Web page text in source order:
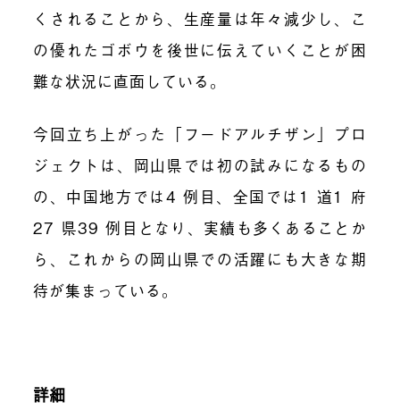
くされることから、生産量は年々減少し、こ
の優れたゴボウを後世に伝えていくことが困
難な状況に直面している。
今回立ち上がった「フードアルチザン」プロ
ジェクトは、岡山県では初の試みになるもの
の、中国地方では4例目、全国では 1 道1 府
27 県39例目となり、実績も多くあることか
ら、これからの岡山県での活躍にも大きな期
待が集まっている。
詳細